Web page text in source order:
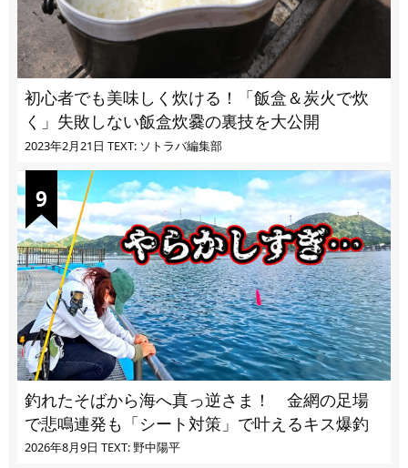
初心者でも美味しく炊ける！「飯盒＆炭火で炊
く」失敗しない飯盒炊爨の裏技を大公開
2023年2月21日 TEXT: ソトラバ編集部
釣れたそばから海へ真っ逆さま！ 金網の足場
で悲鳴連発も「シート対策」で叶えるキス爆釣
2026年8月9日 TEXT: 野中陽平